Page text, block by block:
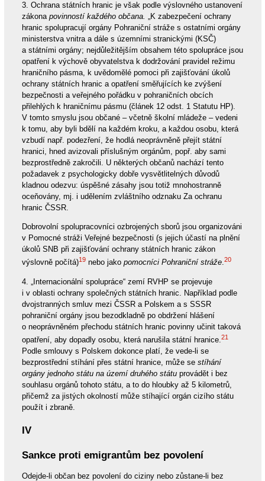
3. Ochrana státních hranic je však podle výslovného ustanovení
zákona povinností každého občana. „K zabezpečení ochrany
hranic spolupracují orgány Pohraniční stráže s ostatními orgány
ministerstva vnitra a dále s územními stranickými (KSČ)
a státními orgány; nejdůležitějším obsahem této spolupráce jsou
opatření k výchově obyvatelstva k dodržování pravidel režimu
hraničního pásma, k uvědomělé pomoci při zajišťování úkolů
ochrany státních hranic a opatření směřujících ke zvýšení
bezpečnosti a veřejného pořádku v pohraničních obcích
přilehlých k hraničnímu pásmu (článek 12 odst. 1 Statutu HP).
V tomto smyslu jsou občané – včetně školní mládeže – vedeni
k tomu, aby byli bdělí na každém kroku, a každou osobu, která
vzbudí např. podezření, že hodlá neoprávněně přejít státní
hranici, hned avizovali příslušným orgánům, popř. aby sami
bezprostředně zakročili. U některých občanů nachází tento
požadavek z psychologicky dobře vysvětlitelných důvodů
kladnou odezvu: úspěšné zásahy jsou totiž mnohostranně
oceňovány, mj. i udělením zvláštního odznaku Za ochranu
hranic ČSSR.
Dobrovolní spolupracovníci ozbrojených sborů jsou organizováni
v Pomocné stráži Veřejné bezpečnosti (s jejich účastí na plnění
úkolů SNB při zajišťování ochrany státních hranic zákon
výslovně počítá)19nebo jako pomocníci Pohraniční stráže.20
4. „Internacionální spolupráce“ zemí RVHP se projevuje
i v oblasti ochrany společných státních hranic. Například podle
dvojstranných smluv mezi ČSSR a Polskem a s SSSR
pohraniční orgány jsou bezodkladně po obdržení hlášení
o neoprávněném přechodu státních hranic povinny učinit taková
opatření, aby dopadly osobu, která narušila státní hranice. 21
Podle smlouvy s Polskem dokonce platí, že vede-li se
bezprostřední stíhání přes státní hranice, může se stíhání
orgány jednoho státu na území druhého státuprovádět i bez
souhlasu orgánů tohoto státu, a to do hloubky až 5 kilometrů,
přičemž za jistých okolností může stíhající orgán cizího státu
použít i zbraně.
IV
Sankce proti emigrantům bez povolení
Odejde-li občan bez povolení do ciziny nebo zůstane-li bez